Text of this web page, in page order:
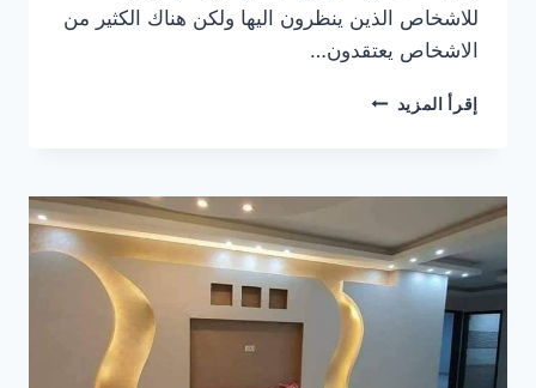
للاشخاص الذين ينظرون اليها ولكن هناك الكثير من
الاشخاص يعتقدون…
إقرأ المزيد تركيب
القيوين
0506850539
|
القبطان